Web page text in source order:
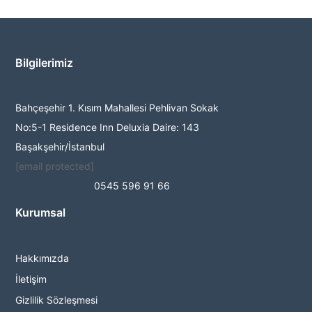
Bilgilerimiz
Bahçeşehir 1. Kısım Mahallesi Pehlivan Sokak
No:5-1 Residence Inn Deluxia Daire: 143
Başakşehir/İstanbul
[email protected]
0545 596 91 66
Kurumsal
Hakkımızda
İletişim
Gizlilik Sözleşmesi